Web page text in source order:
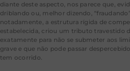
diante deste aspecto, nos parece que,
driblando ou, melhor dizendo,
notadamente, a estrutura rígida de
estabelecida, criou um tributo travestido
exatamente para não se submeter aos
grave e que não pode passar
tem ocorrido.